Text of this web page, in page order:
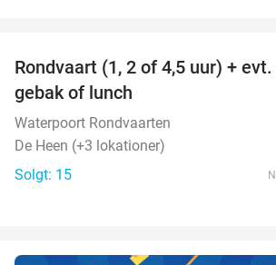
DAG
Rondvaart (1, 2 of 4,5 uur) +
gebak of lunch
Waterpoort Rondvaarten
De Heen (+3 lokationer)
Solgt: 15